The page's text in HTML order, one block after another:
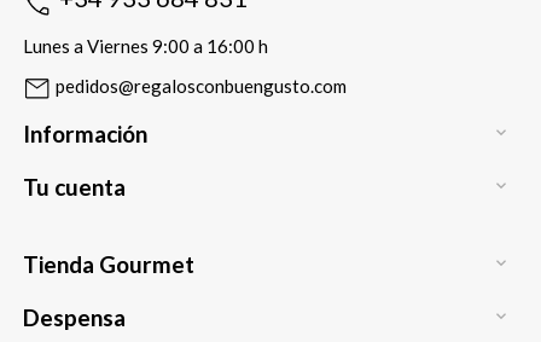
Lunes a Viernes 9:00 a 16:00 h
pedidos@regalosconbuengusto.com
Información 
Tu cuenta 
Tienda Gourmet 
Despensa 